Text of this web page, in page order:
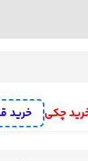
چکی
خرید